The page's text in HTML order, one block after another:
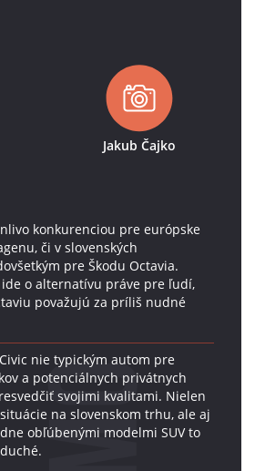
Jakub Čajko
konkurenciou pre európske
či v slovenských
pre Škodu Octavia.
ide o alternatívu práve pre ľudí,
považujú za príliš nudné
nie typickým autom pre
a potenciálnych privátnych
svojimi kvalitami. Nielen
na slovenskom trhu, ale aj
obľúbenými modelmi SUV to